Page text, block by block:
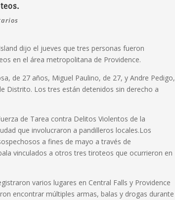
dijo el jueves que tres personas fueron
en el área metropolitana de Providence.
de 27 años, Miguel Paulino, de 27, y Andre Pedigo,
Distrito. Los tres están detenidos sin derecho a
de Tarea contra Delitos Violentos de la
que involucraron a pandilleros locales.Los
a fines de mayo a través de
vinculados a otros tres tiroteos que ocurrieron en
varios lugares en Central Falls y Providence
encontrar múltiples armas, balas y drogas durante